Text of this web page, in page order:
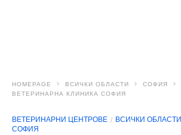
HOMEPAGE ВСИЧКИ ОБЛАСТИ
СОФИЯ
ВЕТЕРИНАРНА КЛИНИКА СОФИЯ
ВЕТЕРИНАРНИ ЦЕНТРОВЕ ВСИЧКИ ОБЛАСТИ
СОФИЯ